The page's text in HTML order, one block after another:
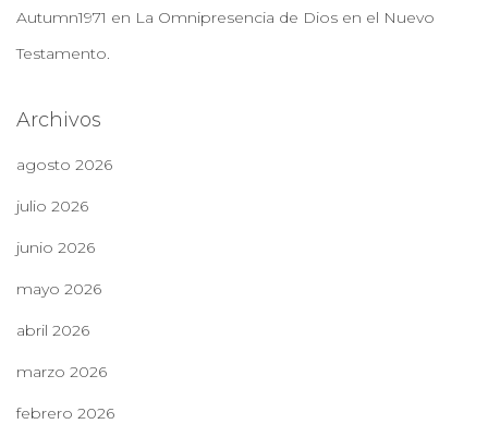
Autumn1971 en La Omnipresencia de Dios en el Nuevo
Testamento.
Archivos
agosto 2026
julio 2026
junio 2026
mayo 2026
abril 2026
marzo 2026
febrero 2026